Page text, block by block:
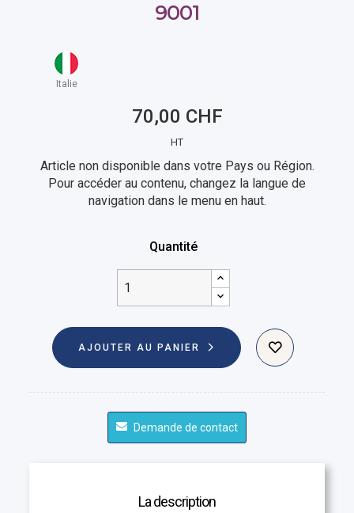
9001
Italie
70,00 CHF
HT
Article non disponible dans votre Pays ou Région.
Pour accéder au contenu, changez la langue de
navigation dans le menu en haut.
Quantité
AJOUTER AU PANIER
Demande de contact
La description